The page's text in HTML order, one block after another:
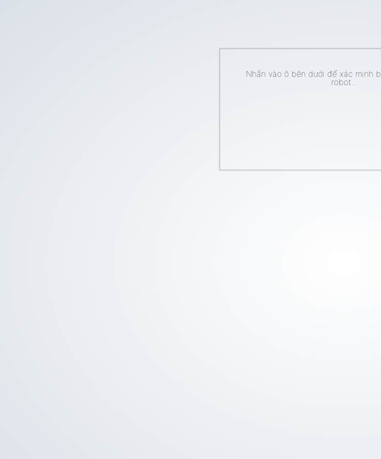
Nhấn vào ô bên dưới để xác minh
robot...